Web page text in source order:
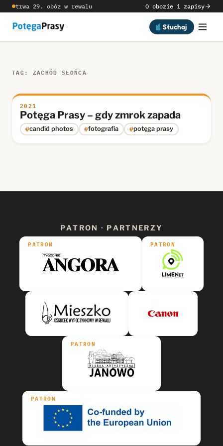
trwa 29. obóz w rewalu O obozie i zapisy
Słuchaj
TAG: ZACHÓD SŁOŃCA
2021
Potęga Prasy – gdy zmrok zapada
#candid photos #fotografia #potęga prasy
PATRON · PARTNERZY
PATRON PATRON
PATRON
PATRON